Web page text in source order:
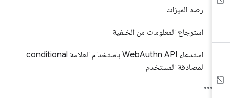
رصد الميزات
استرجاع المعلومات من الخلفية
استدعاء WebAuthn API باستخدام العلامة conditional
لمصادقة المستخدم